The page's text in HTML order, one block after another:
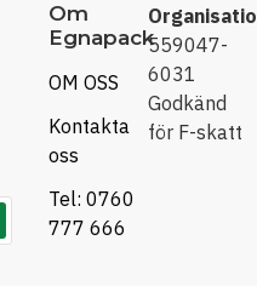
Om
Egnapack
OM OSS
Kontakta
oss
Tel: 0760
777 666
559047-
6031
Godkänd
för F-skatt